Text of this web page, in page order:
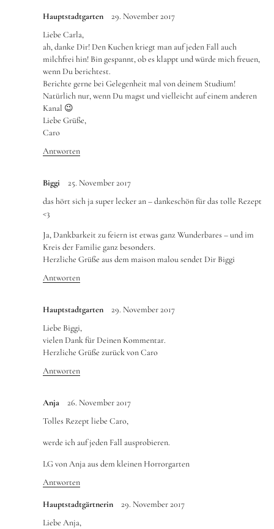
Hauptstadtgarten
29. November 2017
Liebe Carla,
ah, danke Dir! Den Kuchen kriegt man auf jeden Fall auch
milchfrei hin! Bin gespannt, ob es klappt und würde mich freuen,
wenn Du berichtest.
Berichte gerne bei Gelegenheit mal von deinem Studium!
Natürlich nur, wenn Du magst und vielleicht auf einem anderen
Kanal 😉
Liebe Grüße,
Caro
Antworten
Biggi
25. November 2017
das hört sich ja super lecker an – dankeschön für das tolle Rezept
<3
Ja, Dankbarkeit zu feiern ist etwas ganz Wunderbares – und im
Kreis der Familie ganz besonders.
Herzliche Grüße aus dem maison malou sendet Dir Biggi
Antworten
Hauptstadtgarten
29. November 2017
Liebe Biggi,
vielen Dank für Deinen Kommentar.
Herzliche Grüße zurück von Caro
Antworten
Anja
26. November 2017
Tolles Rezept liebe Caro,
werde ich auf jeden Fall ausprobieren.
LG von Anja aus dem kleinen Horrorgarten
Antworten
Hauptstadtgärtnerin
29. November 2017
Liebe Anja,